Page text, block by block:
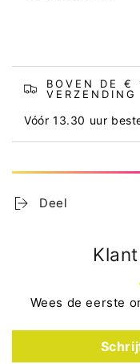
BOVEN DE
VERZENDING
Vóór 13.30 uur
Deel
Wees de eerste